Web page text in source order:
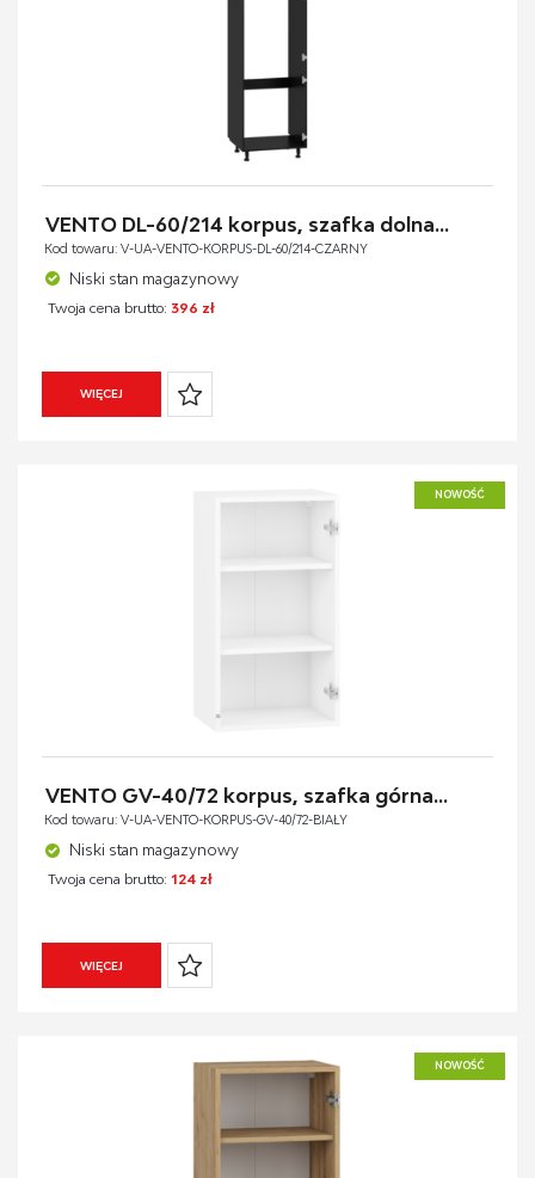
VENTO DL-60/214 korpus, szafka dolna...
Kod towaru: V-UA-VENTO-KORPUS-DL-60/214-CZARNY
Niski stan magazynowy
Twoja cena brutto: 396 zł
WIĘCEJ
NOWOŚĆ
VENTO GV-40/72 korpus, szafka górna...
Kod towaru: V-UA-VENTO-KORPUS-GV-40/72-BIAŁY
Niski stan magazynowy
Twoja cena brutto: 124 zł
WIĘCEJ
NOWOŚĆ